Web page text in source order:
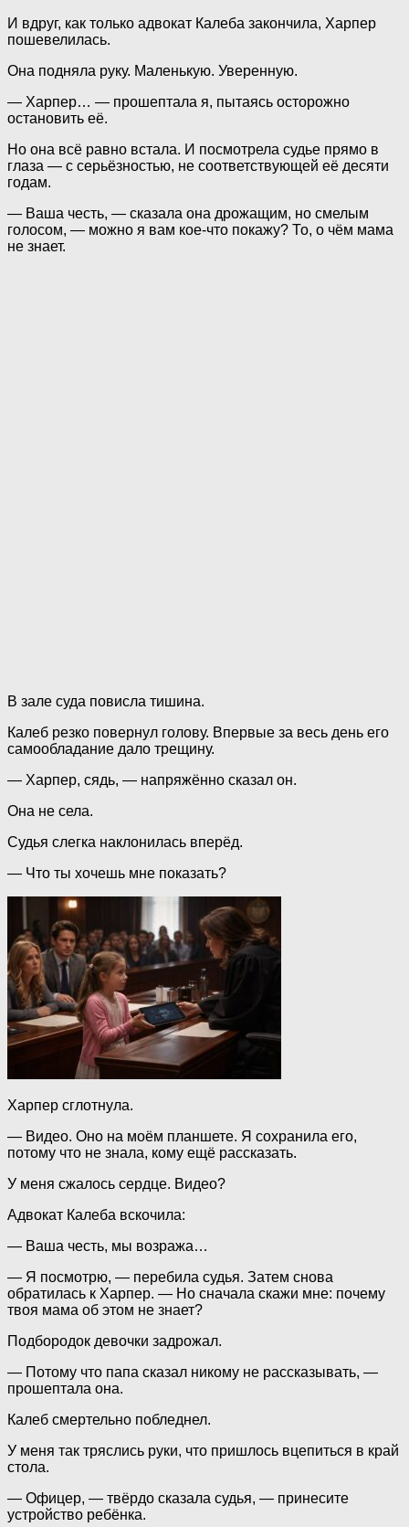
И вдруг, как только адвокат Калеба закончила, Харпер
пошевелилась.
Она подняла руку. Маленькую. Уверенную.
— Харпер… — прошептала я, пытаясь осторожно
остановить её.
Но она всё равно встала. И посмотрела судье прямо в
глаза — с серьёзностью, не соответствующей её десяти
годам.
— Ваша честь, — сказала она дрожащим, но смелым
голосом, — можно я вам кое-что покажу? То, о чём мама
не знает.
В зале суда повисла тишина.
Калеб резко повернул голову. Впервые за весь день его
самообладание дало трещину.
— Харпер, сядь, — напряжённо сказал он.
Она не села.
Судья слегка наклонилась вперёд.
— Что ты хочешь мне показать?
Харпер сглотнула.
— Видео. Оно на моём планшете. Я сохранила его,
потому что не знала, кому ещё рассказать.
У меня сжалось сердце. Видео?
Адвокат Калеба вскочила:
— Ваша честь, мы возража…
— Я посмотрю, — перебила судья. Затем снова
обратилась к Харпер. — Но сначала скажи мне: почему
твоя мама об этом не знает?
Подбородок девочки задрожал.
— Потому что папа сказал никому не рассказывать, —
прошептала она.
Калеб смертельно побледнел.
У меня так тряслись руки, что пришлось вцепиться в край
стола.
— Офицер, — твёрдо сказала судья, — принесите
устройство ребёнка.